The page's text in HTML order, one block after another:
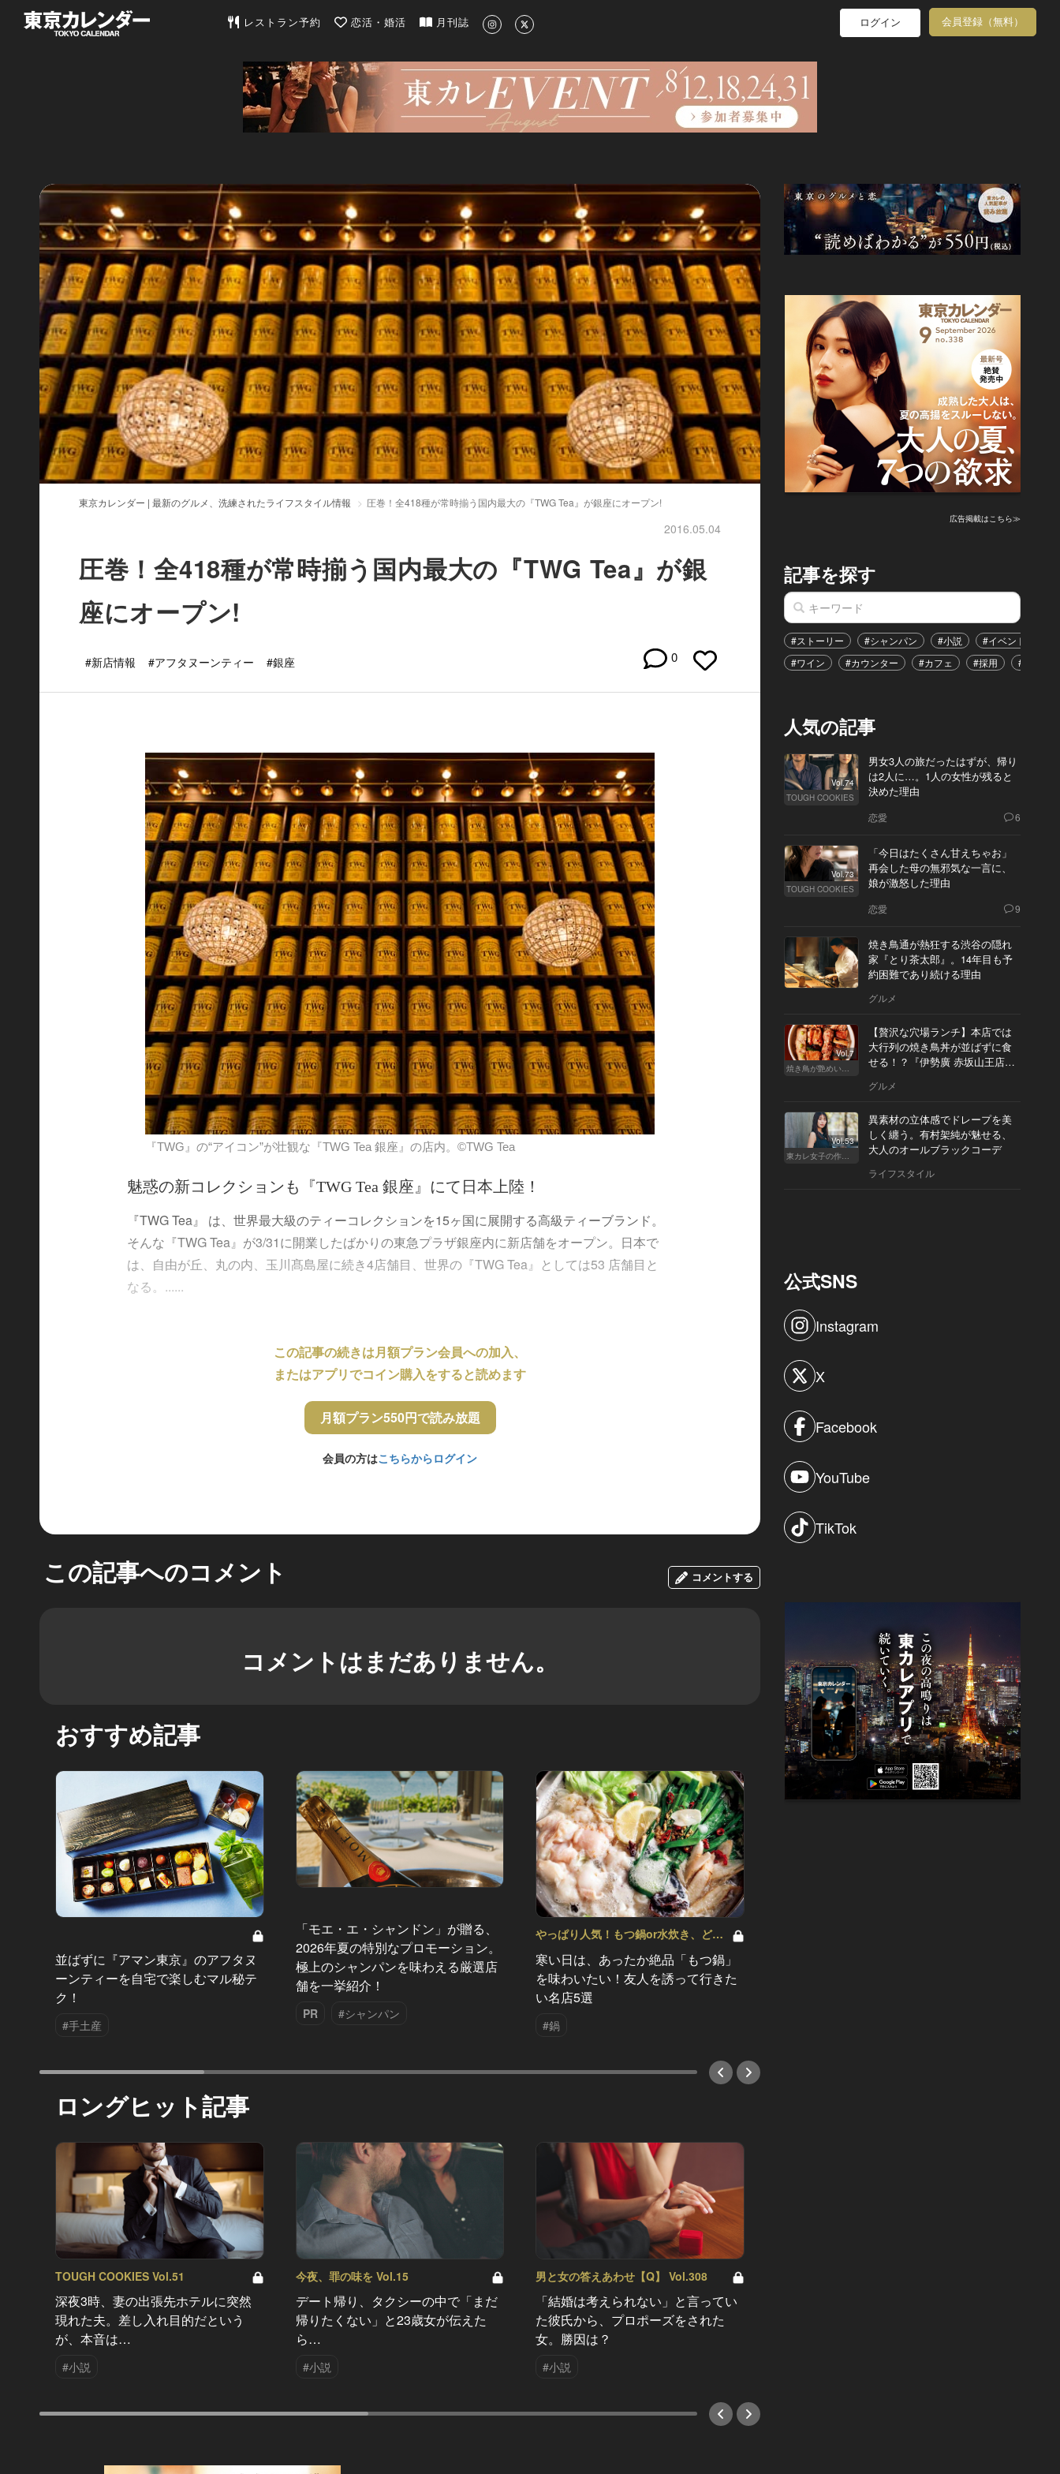
東京カレンダー | 最新のグルメ、洗練されたライフスタイル情報
レストラン予約 恋活・婚活 月刊誌 ログイン 会員登録（無料）
東京カレンダー | 最新のグルメ、洗練されたライフスタイル情報 圧巻！全418種が常時揃う国内最大の『TWG Tea』が銀座にオープン!
2016.05.04
圧巻！全418種が常時揃う国内最大の『TWG Tea』が銀
座にオープン!
#新店情報 #アフタヌーンティー #銀座 0
『TWG』の“アイコン”が壮観な『TWG Tea 銀座』の店内。©TWG Tea
魅惑の新コレクションも『TWG Tea 銀座』にて日本上陸！
『TWG Tea』 は、世界最大級のティーコレクションを15ヶ国に展開する高級ティーブランド。
そんな『TWG Tea』が3/31に開業したばかりの東急プラザ銀座内に新店舗をオープン。日本で
は、自由が丘、丸の内、玉川髙島屋に続き4店舗目、世界の『TWG Tea』としては53 店舗目と
なる。......
この記事の続きは月額プラン会員への加入、
またはアプリでコイン購入をすると読めます
月額プラン550円で読み放題
会員の方はこちらからログイン
この記事へのコメント コメントする
コメントはまだありません。
おすすめ記事
並ばずに『アマン東京』のアフタヌ
ーンティーを自宅で楽しむマル秘テ
ク！
#手土産
「モエ・エ・シャンドン」が贈る、
2026年夏の特別なプロモーション。
極上のシャンパンを味わえる厳選店
舗を一挙紹介！
PR #シャンパン
やっぱり人気！もつ鍋or水炊き、どっ
ちで飲もう？ Vol.2
寒い日は、あったか絶品「もつ鍋」
を味わいたい！友人を誘って行きた
い名店5選
#鍋
ロングヒット記事
TOUGH COOKIES Vol.51
深夜3時、妻の出張先ホテルに突然
現れた夫。差し入れ目的だという
が、本音は…
#小説
今夜、罪の味を Vol.15
デート帰り、タクシーの中で「まだ
帰りたくない」と23歳女が伝えた
ら…
#小説
男と女の答えあわせ【Q】 Vol.308
「結婚は考えられない」と言ってい
た彼氏から、プロポーズをされた
女。勝因は？
#小説
広告掲載はこちら≫
記事を探す
#ストーリー #シャンパン #小説 #イベント
#ワイン
#カウンター #カフェ #採用 #恋愛
人気の記事
Vol.74
TOUGH COOKIES
男女3人の旅だったはずが、帰り
は2人に…。1人の女性が残ると
決めた理由
恋愛 6
Vol.73
TOUGH COOKIES
「今日はたくさん甘えちゃお」
再会した母の無邪気な一言に、
娘が激怒した理由
恋愛 9
焼き鳥通が熱狂する渋谷の隠れ
家『とり茶太郎』。14年目も予
約困難であり続ける理由
グルメ
Vol.7
焼き鳥が艶めいてきた
【贅沢な穴場ランチ】本店では
大行列の焼き鳥丼が並ばずに食
せる！？『伊勢廣 赤坂山王店』
グルメ
Vol.53
東カレ女子の作り方
異素材の立体感でドレープを美
しく纏う。有村架純が魅せる、
大人のオールブラックコーデ
ライフスタイル
公式SNS
Instagram
X
Facebook
YouTube
TikTok